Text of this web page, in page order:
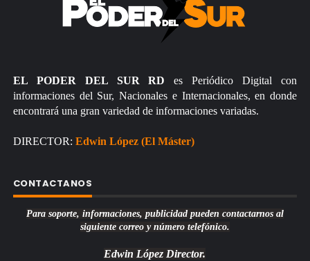
EL PODER DEL SUR RD es Periódico Digital con
informaciones del Sur, Nacionales e Internacionales, en donde
encontrará una gran variedad de informaciones variadas.
DIRECTOR: Edwin López (El Máster)
CONTACTANOS
Para soporte, informaciones, publicidad pueden contactarnos al
siguiente correo y número telefónico.
Edwin López Director.